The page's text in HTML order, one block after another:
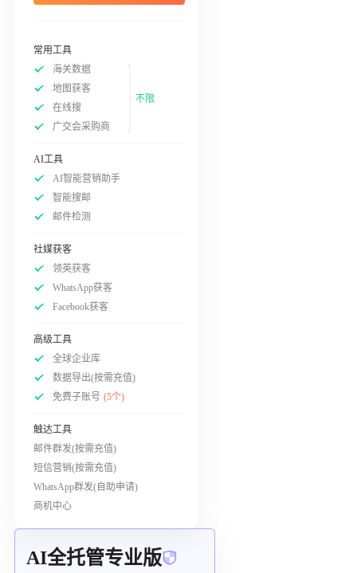
常用工具
海关数据
地图获客
在线搜
广交会采购商
不限
AI工具
AI智能营销助手
智能搜邮
邮件检测
社媒获客
领英获客
WhatsApp获客
Facebook获客
高级工具
全球企业库
数据导出(按需充值)
免费子账号 (5个)
触达工具
邮件群发(按需充值)
短信营销(按需充值)
WhatsApp群发(自助申请)
商机中心
AI全托管专业版